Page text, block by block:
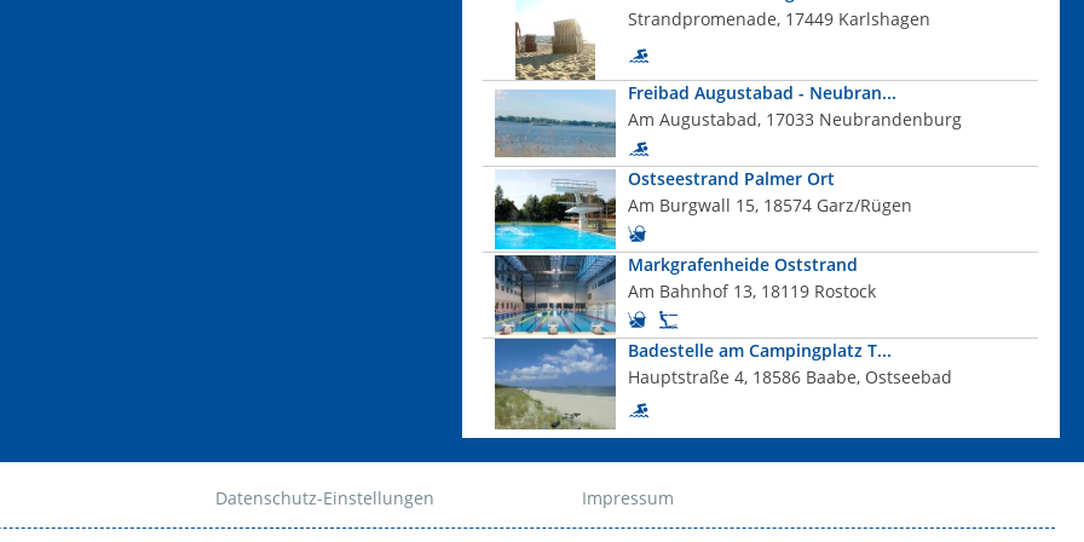
Strandpromenade, 17449 Karlshagen
Freibad Augustabad - Neubran...
Am Augustabad, 17033 Neubrandenburg
Ostseestrand Palmer Ort
Am Burgwall 15, 18574 Garz/Rügen
Markgrafenheide Oststrand
Am Bahnhof 13, 18119 Rostock
Badestelle am Campingplatz T...
Hauptstraße 4, 18586 Baabe, Ostseebad
Datenschutz-Einstellungen Impressum